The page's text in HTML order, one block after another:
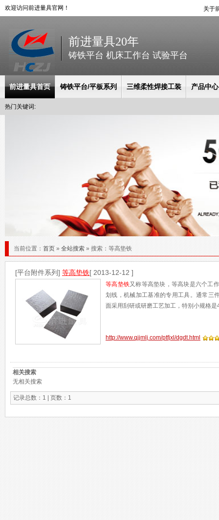
欢迎访问前进量具官网！ 关于
前进量具20年
铸铁平台 机床工作台 试验平台
前进量具首页 铸铁平台/平板系列 三维柔性焊接工装 产品中心
热门关键词:
当前位置：首页»全站搜索» 搜索：等高垫铁
[平台附件系列] 等高垫铁[ 2013-12-12 ]
等高垫铁又称等高垫块，等高块是六个工
划线，机械加工基准的专用工具。通常三
面采用刮研或研磨工艺加工，特别小规格
http://www.qjjmlj.com/ptfjxl/dgdt.html
相关搜索
无相关搜索
记录总数：1 | 页数：1